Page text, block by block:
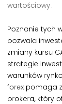
wartościowy.
Poznanie tych
pozwala
zmiany kursu
strategie
warunków
forex pomaga
brokera, który